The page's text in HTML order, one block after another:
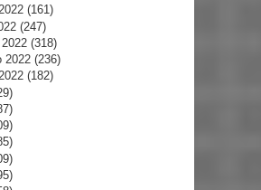
(161)
(247)
(318)
2022 (236)
(182)